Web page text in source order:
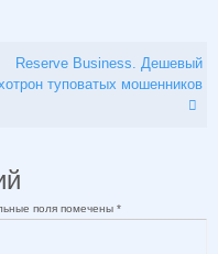
Reserve Business. Дешевый
туповатых мошенников
поля помечены *